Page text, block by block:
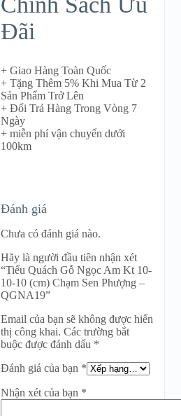
Đãi
+ Giao Hàng Toàn Quốc
+ Tặng Thêm 5% Khi Mua Từ 2
Sản Phẩm Trở Lên
+ Đổi Trả Hàng Trong Vòng 7
Ngày
+ miễn phí vận chuyển dưới
100km
Đánh giá
Chưa có đánh giá nào.
Hãy là người đầu tiên nhận xét
“Tiểu Quách Gỗ Ngọc Am Kt 10-
10-10 (cm) Chạm Sen Phượng –
QGNA19”
Email của bạn sẽ không được hiển
thị công khai. Các trường bắt
buộc được đánh dấu *
Đánh giá của bạn *
Nhận xét của bạn *